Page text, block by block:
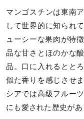
マンゴスチンは東南
して世界的に知られ
ューシーな果肉が特
品な甘さとほのかな
品。口に入れるとと
似た香りを感じさせ
シアでは高級フルー
にも愛された歴史があ